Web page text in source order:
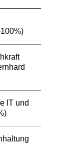
IT und